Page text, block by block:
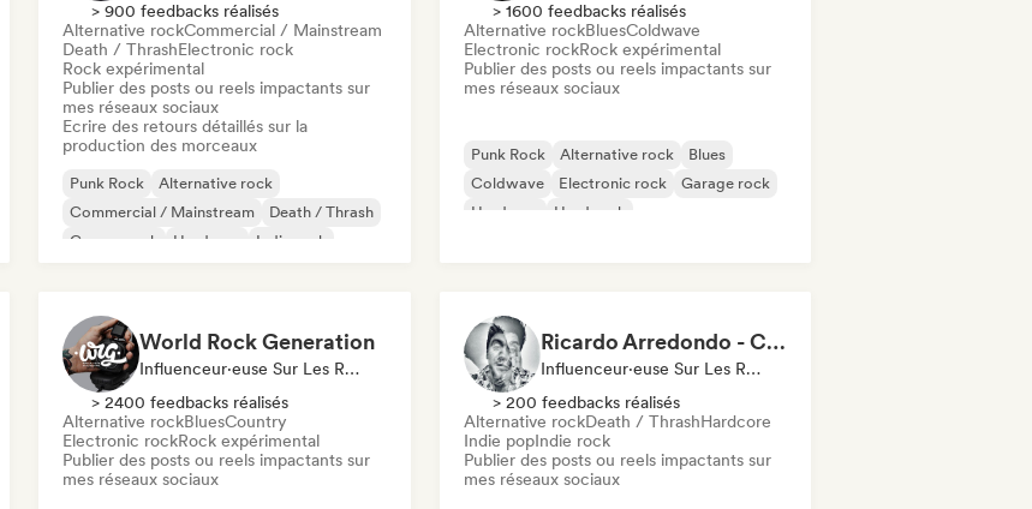
> 900 feedbacks réalisés
Alternative rockCommercial / Mainstream
Death / ThrashElectronic rock
Rock expérimental
Publier des posts ou reels impactants sur
mes réseaux sociaux
Ecrire des retours détaillés sur la
production des morceaux
Punk Rock
Alternative rock
Commercial / Mainstream
Death / Thrash
Garage rock
Hardcore
Indie rock
> 1600 feedbacks réalisés
Alternative rockBluesColdwave
Electronic rockRock expérimental
Publier des posts ou reels impactants sur
mes réseaux sociaux
Punk Rock Alternative rock
Blues
Coldwave
Electronic rock
Garage rock
Hardcore
Hard rock
World Rock Generation
Influenceur·euse Sur Les Réseaux Sociaux
> 2400 feedbacks réalisés
Alternative rockBluesCountry
Electronic rockRock expérimental
Publier des posts ou reels impactants sur
mes réseaux sociaux
Ricardo Arredondo - Content Creator
Influenceur·euse Sur Les Réseaux Sociaux
> 200 feedbacks réalisés
Alternative rockDeath / ThrashHardcore
Indie popIndie rock
Publier des posts ou reels impactants sur
mes réseaux sociaux